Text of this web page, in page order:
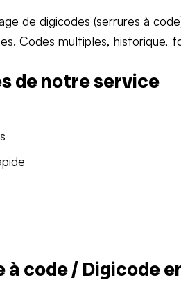
de digicodes (serrures à
Codes multiples, historique,
de notre service
code / Digicode